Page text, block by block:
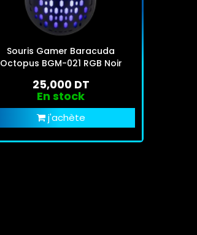
Souris Gamer Baracuda
Octopus BGM-021 RGB Noir
25,000 DT
En stock
j'achète